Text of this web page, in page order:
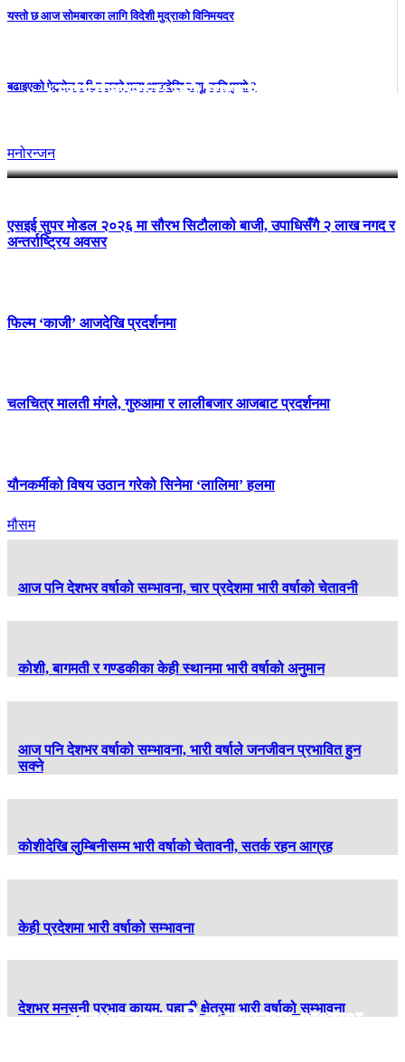
यस्तो छ आज सोमबारका लागि विदेशी मुद्राको विनिमयदर
बढाइएको पेट्रोल र डिजेलको मूल्य आजदेखि लागू, कति पुग्यो ?
मनोरन्जन
‘लालीबजार’को सफल यात्रा जारी,
एसइई सुपर मोडल २०२६ मा सौरभ सिटौलाको बाजी, उपाधिसँगै २ लाख नगद र
अन्तर्राष्ट्रिय अवसर
फिल्म ‘काजी’ आजदेखि प्रदर्शनमा
चलचित्र मालती मंगले, गुरुआमा र लालीबजार आजबाट प्रदर्शनमा
यौनकर्मीको विषय उठान गरेको सिनेमा ‘लालिमा’ हलमा
मौसम
आज पनि देशभर वर्षाको सम्भावना, चार प्रदेशमा भारी वर्षाको चेतावनी
कोशी, बागमती र गण्डकीका केही स्थानमा भारी वर्षाको अनुमान
आज पनि देशभर वर्षाको सम्भावना, भारी वर्षाले जनजीवन प्रभावित हुन
सक्ने
कोशीदेखि लुम्बिनीसम्म भारी वर्षाको चेतावनी, सतर्क रहन आग्रह
केही प्रदेशमा भारी वर्षाको सम्भावना
देशभर मनसुनी प्रभाव कायम, पहाडी क्षेत्रमा भारी वर्षाको सम्भावना
प्रधानमन्त्री र राप्रपा अध्यक्ष